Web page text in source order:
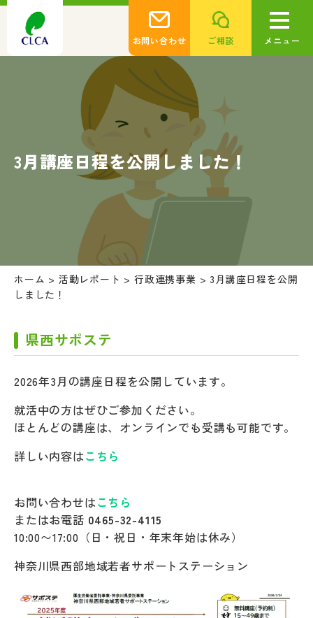
お問い合わせ ご相談 メニュー
3月講座日程を公開しました！
ホーム > 活動レポート >行政連携事業 > 3月講座日程を公開
しました！
県西サポステ
2026年3月の講座日程を公開しています。
就活中の方はぜひご参加ください。
ほとんどの講座は、オンラインでも受講も可能です。
詳しい内容はこちら
お問い合わせはこちら
またはお電話 0465-32-4115
10:00〜17:00（日・祝日・年末年始は休み）
神奈川県西部地域若者サポートステーション